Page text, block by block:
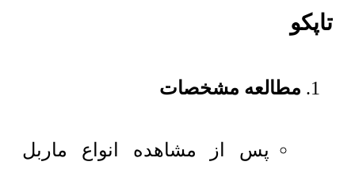
تاپکو
مطالعه مشخصات
پس از مشاهده انواع ماربل